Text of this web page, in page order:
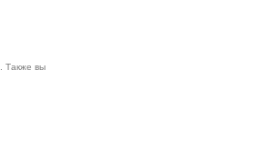
. Также вы